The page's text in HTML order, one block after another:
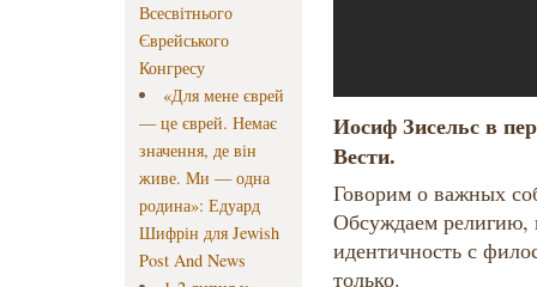
Всесвітнього
Єврейського
Конгресу
«Для мене єврей
— це єврей. Немає
значення, де він
живе. Ми — одна
родина»: Едуард
Шифрін для Jewish
Post And News
Иосиф Зисельс в
Вести.
Говорим о важных
Обсуждаем религию,
идентичность с
только.